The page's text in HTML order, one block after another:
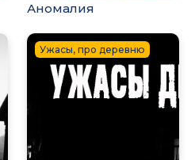
Аномалия
Ужасы, про деревню